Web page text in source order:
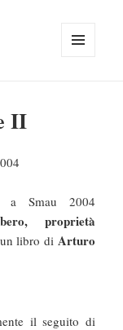
II
a Smau 2004
proprietà
libro di Arturo
il seguito di